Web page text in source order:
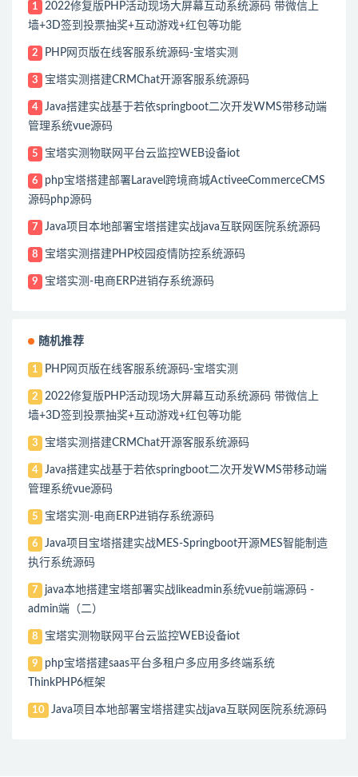
1
2022修复版PHP活动现场大屏幕互动系统源码 带微信上
墙+3D签到投票抽奖+互动游戏+红包等功能
2 PHP网页版在线客服系统源码-宝塔实测
3 宝塔实测搭建CRMChat开源客服系统源码
4
Java搭建实战基于若依springboot二次开发WMS带移动端
管理系统vue源码
5 宝塔实测物联网平台云监控WEB设备iot
6
php宝塔搭建部署Laravel跨境商城ActiveeCommerceCMS
源码php源码
7 Java项目本地部署宝塔搭建实战java互联网医院系统源码
8 宝塔实测搭建PHP校园疫情防控系统源码
9 宝塔实测-电商ERP进销存系统源码
随机推荐
1 PHP网页版在线客服系统源码-宝塔实测
2
2022修复版PHP活动现场大屏幕互动系统源码 带微信上
墙+3D签到投票抽奖+互动游戏+红包等功能
3 宝塔实测搭建CRMChat开源客服系统源码
4
Java搭建实战基于若依springboot二次开发WMS带移动端
管理系统vue源码
5 宝塔实测-电商ERP进销存系统源码
6
Java项目宝塔搭建实战MES-Springboot开源MES智能制造
执行系统源码
7
java本地搭建宝塔部署实战likeadmin系统vue前端源码 -
admin端（二）
8 宝塔实测物联网平台云监控WEB设备iot
9
php宝塔搭建saas平台多租户多应用多终端系统
ThinkPHP6框架
10 Java项目本地部署宝塔搭建实战java互联网医院系统源码